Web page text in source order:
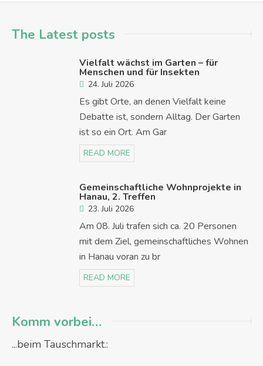
The Latest posts
Vielfalt wächst im Garten – für
Menschen und für Insekten
24. Juli 2026
Es gibt Orte, an denen Vielfalt keine
Debatte ist, sondern Alltag. Der Garten
ist so ein Ort. Am Gar
READ MORE
Gemeinschaftliche Wohnprojekte in
Hanau, 2. Treffen
23. Juli 2026
Am 08. Juli trafen sich ca. 20 Personen
mit dem Ziel, gemeinschaftliches Wohnen
in Hanau voran zu br
READ MORE
Komm vorbei…
...beim Tauschmarkt.: